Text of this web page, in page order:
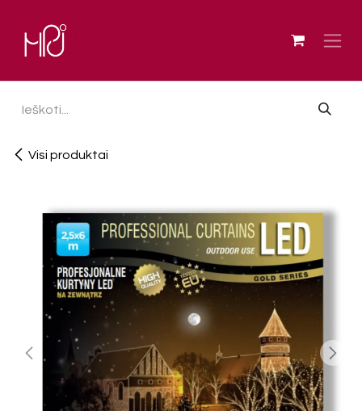
Visi produktai